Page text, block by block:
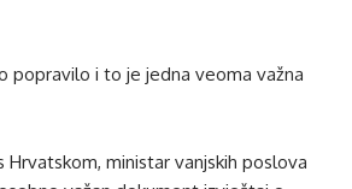
popravilo i to je jedna veoma važna
Hrvatskom, ministar vanjskih poslova